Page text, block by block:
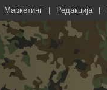
Маркетинг Редакција